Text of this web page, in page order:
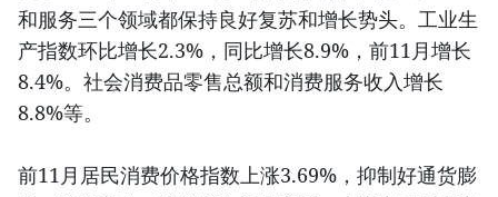
和服务三个领域都保持良好复苏和增长势头。工业生
产指数环比增长2.3%，同比增长8.9%，前11月增长
8.4%。社会消费品零售总额和消费服务收入增长
8.8%等。
前11月居民消费价格指数上涨3.69%，抑制好通货膨